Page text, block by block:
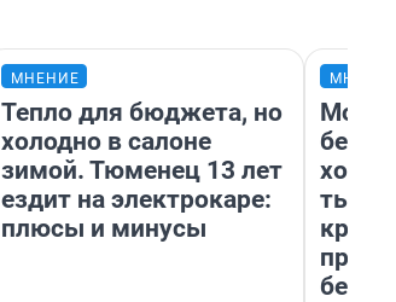
МНЕНИЕ
Тепло для бюджета, но
холодно в салоне
зимой. Тюменец 13 лет
ездит на электрокаре:
плюсы и минусы
Мой